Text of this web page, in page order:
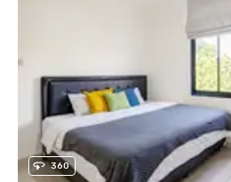
360